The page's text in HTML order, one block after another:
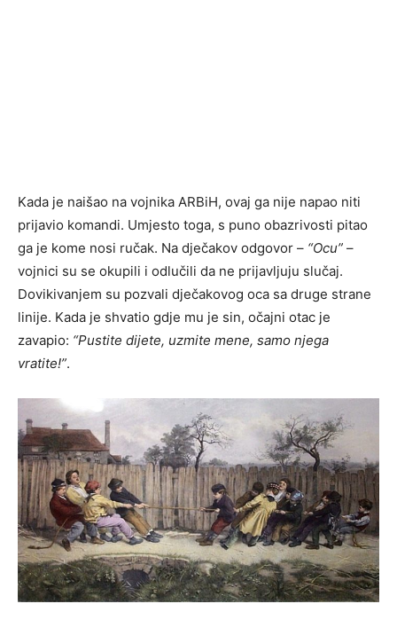
Kada je naišao na vojnika ARBiH, ovaj ga nije napao niti
prijavio komandi. Umjesto toga, s puno obazrivosti pitao
ga je kome nosi ručak. Na dječakov odgovor – “Ocu” –
vojnici su se okupili i odlučili da ne prijavljuju slučaj.
Dovikivanjem su pozvali dječakovog oca sa druge strane
linije. Kada je shvatio gdje mu je sin, očajni otac je
zavapio: “Pustite dijete, uzmite mene, samo njega
vratite!”.